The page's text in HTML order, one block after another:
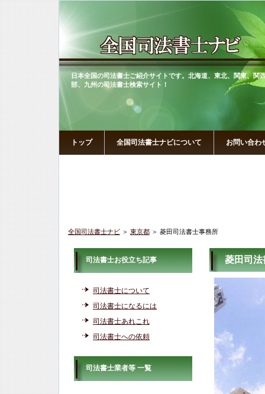
日本全国の司法書士ご紹介サイトです。北海道、東北、関東、関
部、九州の司法書士検索サイト！
トップ 全国司法書士ナビについて お問い合わ
全国司法書士ナビ ＞ 東京都 ＞ 菱田司法書士事務所
菱田司
司法書士お役立ち記事
司法書士について
司法書士になるには
司法書士あれこれ
司法書士への依頼
司法書士業者等 一覧